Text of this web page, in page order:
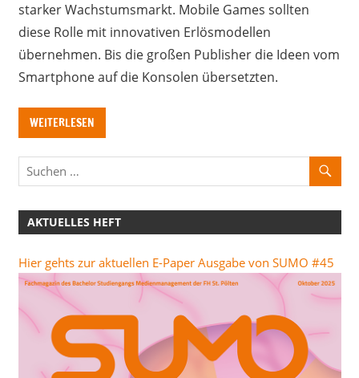
starker Wachstumsmarkt. Mobile Games sollten
diese Rolle mit innovativen Erlösmodellen
übernehmen. Bis die großen Publisher die Ideen vom
Smartphone auf die Konsolen übersetzten.
WEITERLESEN
AKTUELLES HEFT
Hier gehts zur aktuellen E-Paper Ausgabe von SUMO #45